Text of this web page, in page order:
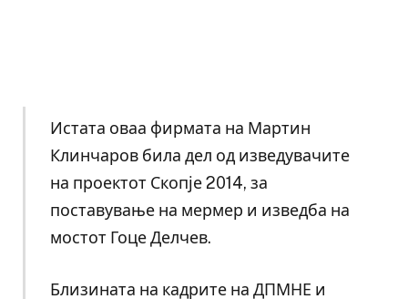
Истата оваа фирмата на Мартин
Клинчаров била дел од изведувачите
на проектот Скопје 2014, за
поставување на мермер и изведба на
мостот Гоце Делчев.
Близината на кадрите на ДПМНЕ и